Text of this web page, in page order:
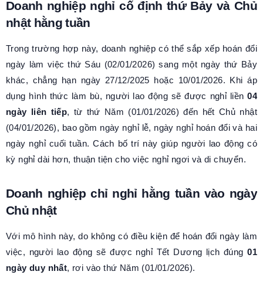
Doanh nghiệp nghỉ cố định thứ Bảy và Chủ
nhật hằng tuần
Trong trường hợp này, doanh nghiệp có thể sắp xếp hoán đổi
ngày làm việc thứ Sáu (02/01/2026) sang một ngày thứ Bảy
khác, chẳng hạn ngày 27/12/2025 hoặc 10/01/2026. Khi áp
dụng hình thức làm bù, người lao động sẽ được nghỉ liền04
ngày liên tiếp, từ thứ Năm (01/01/2026) đến hết Chủ nhật
(04/01/2026), bao gồm ngày nghỉ lễ, ngày nghỉ hoán đổi và hai
ngày nghỉ cuối tuần. Cách bố trí này giúp người lao động có
kỳ nghỉ dài hơn, thuận tiện cho việc nghỉ ngơi và di chuyển.
Doanh nghiệp chỉ nghỉ hằng tuần vào ngày
Chủ nhật
Với mô hình này, do không có điều kiện để hoán đổi ngày làm
việc, người lao động sẽ được nghỉ Tết Dương lịch đúng01
ngày duy nhất, rơi vào thứ Năm (01/01/2026).